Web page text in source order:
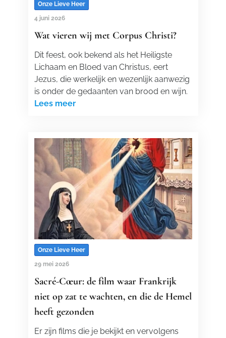
Onze Lieve Heer
4 juni 2026
Wat vieren wij met Corpus Christi?
Dit feest, ook bekend als het Heiligste
Lichaam en Bloed van Christus, eert
Jezus, die werkelijk en wezenlijk aanwezig
is onder de gedaanten van brood en wijn.
Lees meer
Onze Lieve Heer
29 mei 2026
Sacré-Cœur: de film waar Frankrijk
niet op zat te wachten, en die de Hemel
heeft gezonden
Er zijn films die je bekijkt en vervolgens